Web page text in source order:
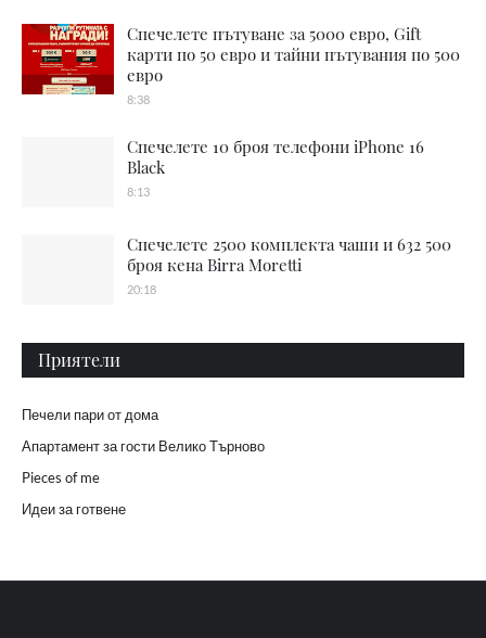
Спечелете пътуване за 5000 евро, Gift
карти по 50 евро и тайни пътувания по 500
евро
8:38
Спечелете 10 броя телефони iPhone 16
Black
8:13
Спечелете 2500 комплекта чаши и 632 500
броя кена Birra Moretti
20:18
Приятели
Печели пари от дома
Апартамент за гости Велико Търново
Pieces of me
Идеи за готвене